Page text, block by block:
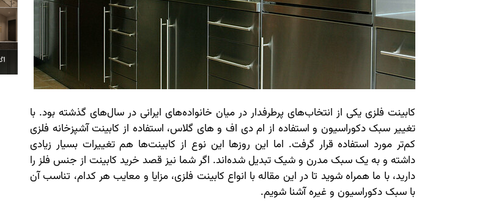
کابینت فلزی یکی از انتخاب‌های پرطرفدار در میان خانواده‌های ایرانی در سال‌های گذشته بود. با
تغییر سبک دکوراسیون و استفاده از ام دی اف و های گلاس، استفاده از کابینت آشپزخانه فلزی
کم‌تر مورد استفاده قرار گرفت. اما این روزها این نوع از کابینت‌ها هم تغییرات بسیار زیادی
داشته و به یک سبک مدرن و شیک تبدیل شده‌اند. اگر شما نیز قصد خرید کابینت از جنس فلز را
دارید، با ما همراه شوید تا در این مقاله با انواع کابینت فلزی، مزایا و معایب هر کدام، تناسب آن
با سبک دکوراسیون و غیره آشنا شویم.